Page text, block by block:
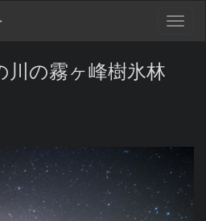
川の霧ヶ峰樹氷林